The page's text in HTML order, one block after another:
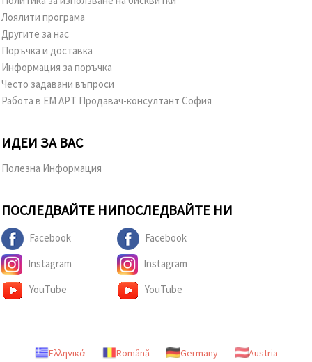
Лоялити програма
Другите за нас
Поръчка и доставка
Информация за поръчка
Често задавани въпроси
Работа в ЕМ АРТ Продавач-консултант София
ИДЕИ ЗА ВАС
Полезна Информация
ПОСЛЕДВАЙТЕ НИ
Facebook
Instagram
YouTube
ПОСЛЕДВАЙТЕ НИ
Facebook
Instagram
YouTube
Ελληνικά Română Germany Austria